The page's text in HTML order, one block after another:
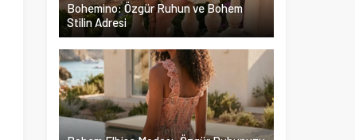
Bohemino: Özgür Ruhun ve Bohem
Stilin Adresi